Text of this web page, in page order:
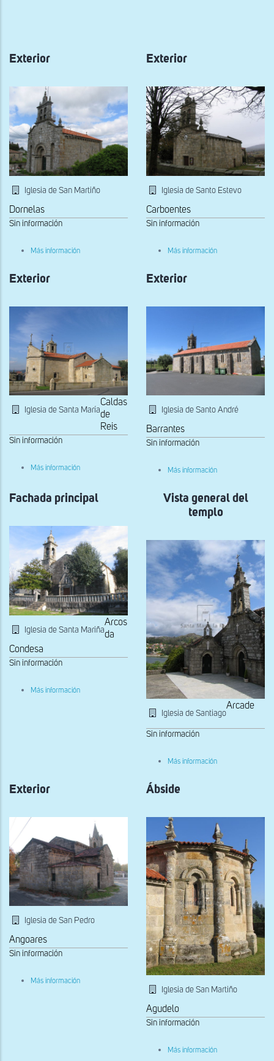
navegación
Exterior
Iglesia de San Martiño
Dornelas
Sin información
Más información
Exterior
Iglesia de Santo Estevo
Carboentes
Sin información
Más información
Exterior
Iglesia de Santa María
Caldas
de
Reis
Sin información
Más información
Exterior
Iglesia de Santo André
Barrantes
Sin información
Más información
Fachada principal
Iglesia de Santa Mariña
Arcos
da
Condesa
Sin información
Más información
Vista general del
templo
Iglesia de Santiago
Arcade
Sin información
Más información
Exterior
Iglesia de San Pedro
Angoares
Sin información
Más información
Ábside
Iglesia de San Martiño
Agudelo
Sin información
Más información